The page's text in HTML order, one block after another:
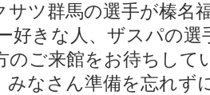
サツ群馬の選手が榛名
好きな人、ザスパの
のご来館をお待ちして
みなさん準備を忘れ